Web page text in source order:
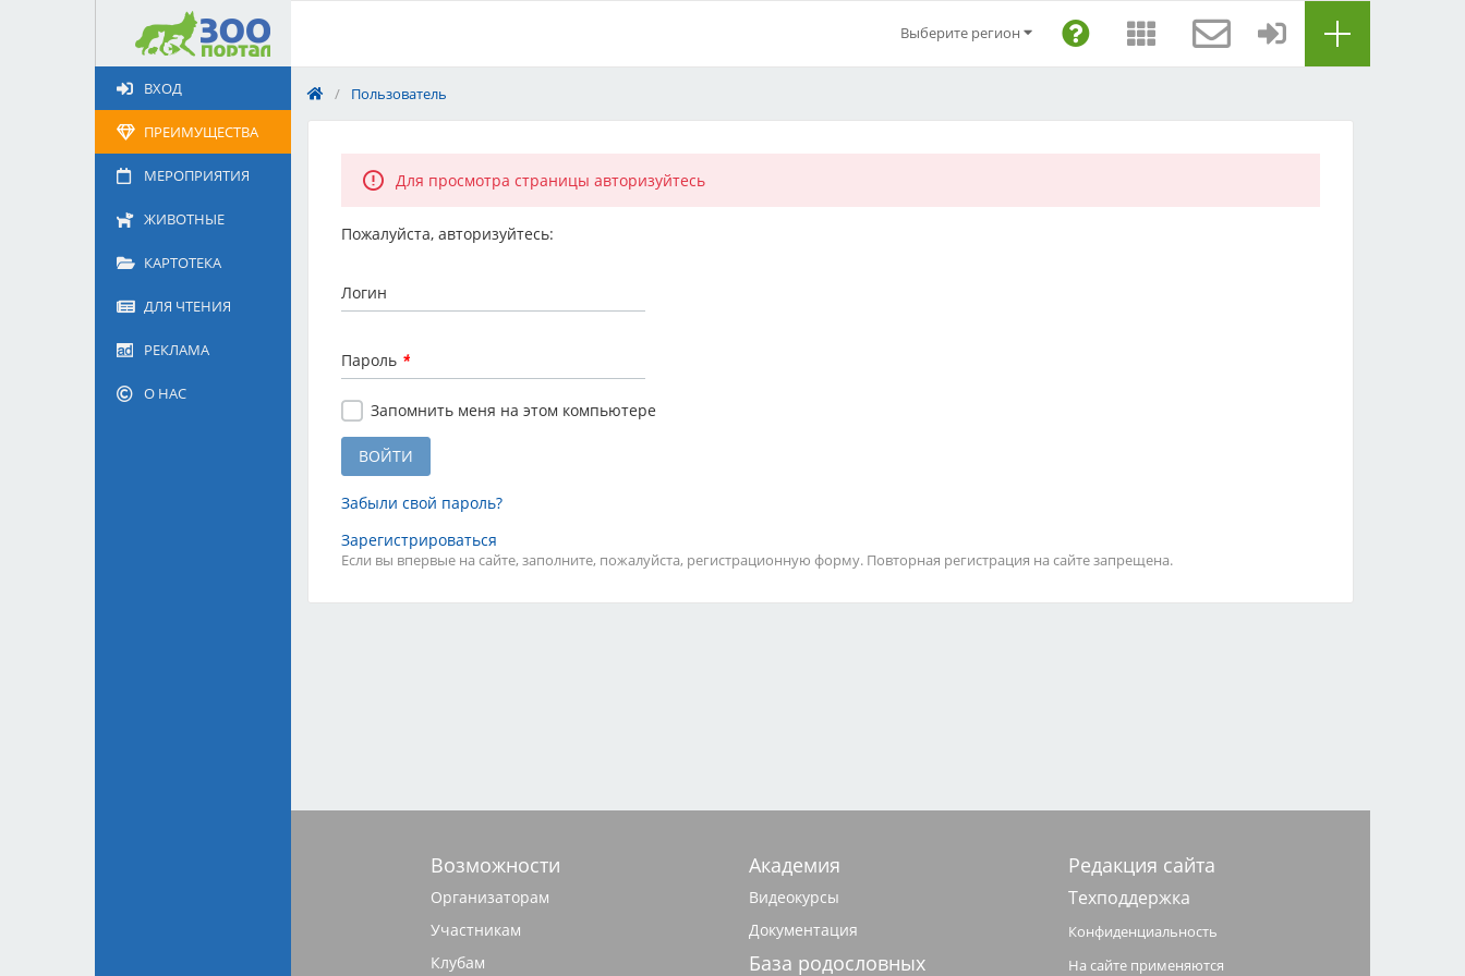
ВХОД
ПРЕИМУЩЕСТВА
МЕРОПРИЯТИЯ
ЖИВОТНЫЕ
КАРТОТЕКА
ДЛЯ ЧТЕНИЯ
РЕКЛАМА
О НАС
Выберите регион
/ Пользователь
Для просмотра страницы авторизуйтесь
Пожалуйста, авторизуйтесь:
Логин
Пароль *
Запомнить меня на этом компьютере
Забыли свой пароль?
Зарегистрироваться
Если вы впервые на сайте, заполните, пожалуйста, регистрационную форму. Повторная регистрация на сайте запрещена.
Возможности
Организаторам
Участникам
Клубам
Академия
Видеокурсы
Документация
База родословных
Редакция сайта
Техподдержка
Конфиденциальность
На сайте применяются
Животное
Щенка по коду метрики
Обращение